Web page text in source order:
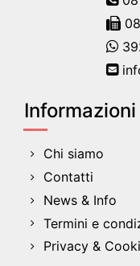
Informazioni
Chi siamo
Contatti
News & Info
Termini e
Privacy &